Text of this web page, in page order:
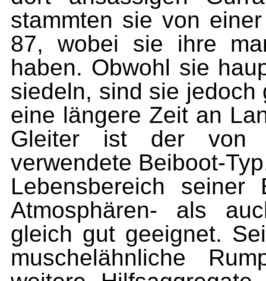
stammten sie von
87, wobei sie ihre
haben. Obwohl sie
siedeln, sind sie
eine längere Zeit an
Gleiter ist der von
verwendete Beiboot-
Lebensbereich
Atmosphären- als
gleich gut geeignet.
muschelähnliche